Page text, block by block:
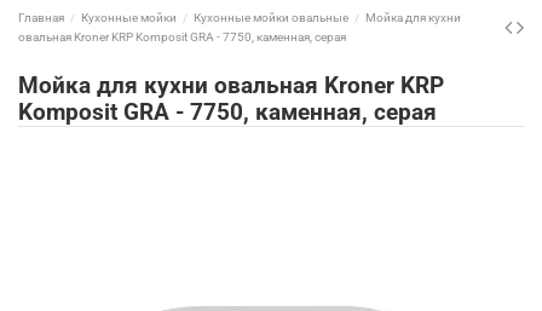
Главная Кухонные мойки Кухонные мойки овальные
Мойка для кухни
овальная Kroner KRP Komposit GRA - 7750, каменная, серая
Мойка для кухни овальная Kroner KRP
Komposit GRA - 7750, каменная, серая